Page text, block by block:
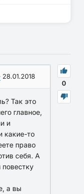
0
28.01.2018
Так это
главное,
и
какие-то
право
себя. А
а вы